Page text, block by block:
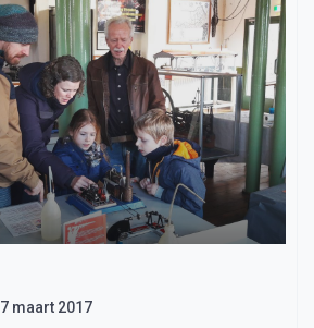
7 maart 2017